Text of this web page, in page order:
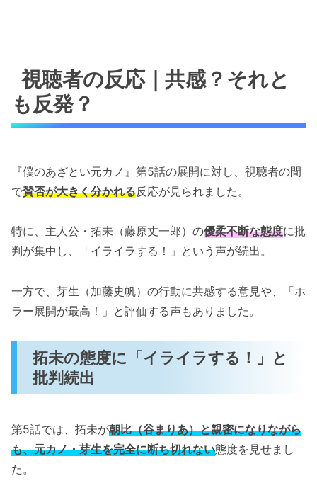
視聴者の反応｜共感？それと
も反発？
『僕のあざとい元カノ』第5話の展開に対し、視聴者の間
で賛否が大きく分かれる反応が見られました。
特に、主人公・拓未（藤原丈一郎）の優柔不断な態度に批
判が集中し、「イライラする！」という声が続出。
一方で、芽生（加藤史帆）の行動に共感する意見や、「ホ
ラー展開が最高！」と評価する声もありました。
拓未の態度に「イライラする！」と
批判続出
第5話では、拓未が朝比（谷まりあ）と親密になりながら
も、元カノ・芽生を完全に断ち切れない態度を見せまし
た。